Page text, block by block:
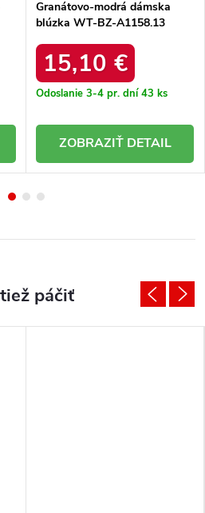
Granátovo-modrá dámska
blúzka WT-BZ-A1158.13
15,10 €
Odoslanie 3-4 pr. dní43 ks
DETAIL